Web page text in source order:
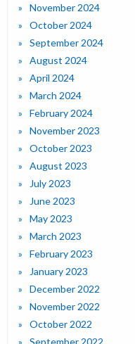
November 2024
October 2024
September 2024
August 2024
April 2024
March 2024
February 2024
November 2023
October 2023
August 2023
July 2023
June 2023
May 2023
March 2023
February 2023
January 2023
December 2022
November 2022
October 2022
September 2022